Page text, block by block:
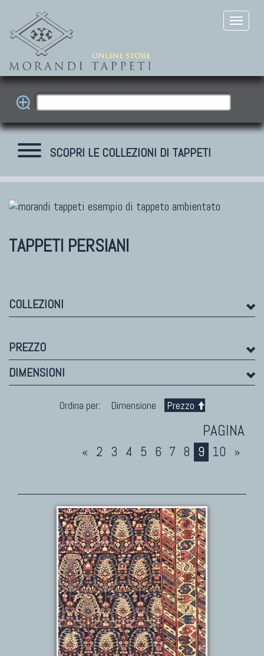
SCOPRI LE COLLEZIONI DI TAPPETI
Tibet Contemporanei
Himalayan
Kala Laie
Reloaded
Tappeti Moderni Collezione Morandi
TAPPETI DI DESIGN D'ARTE
Marco Nereo Rotelli
Daniela Marchetti
Chuk Palu
Giorgio Palù
Fabio Morandi
Vito Catalano
TAPPETI PERSIANI
COLLEZIONI
PREZZO
DIMENSIONI
Ordina per: Dimensione Prezzo
« 2 3 4 5 6 7 8 9 10 »